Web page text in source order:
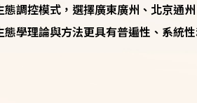
調控模式，選擇廣東廣州、北京通
學理論與方法更具有普遍性、系統性